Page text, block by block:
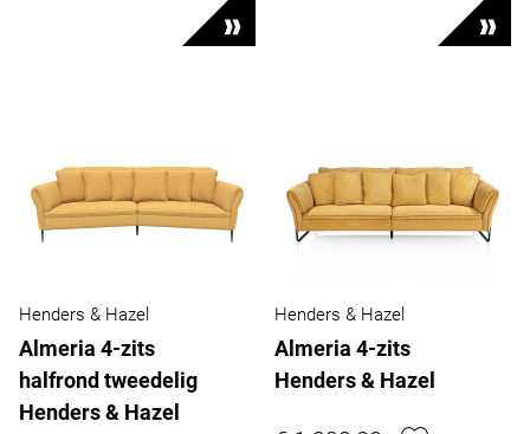
Henders & Hazel
Almeria 4-zits
halfrond tweedelig
Henders & Hazel
Henders & Hazel
Almeria 4-zits
Henders & Hazel